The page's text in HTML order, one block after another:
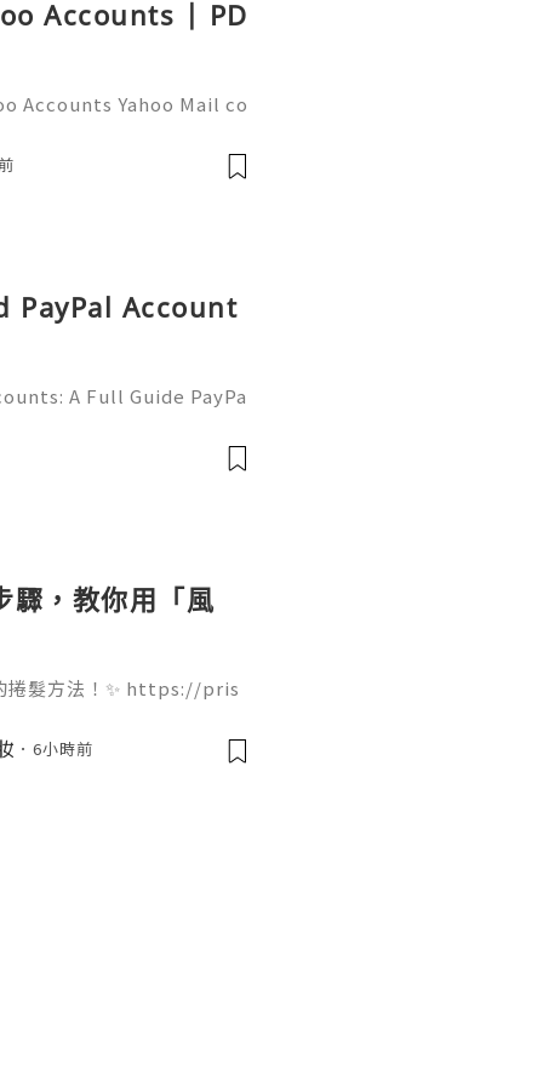
Accounts | PD
Accounts Yahoo Mail co
and online a
PayPal Account
A Full Guide PayPa
merchants, online b
驟，教你用「風
捲髮方法！✨ https://pris
，吹出來的大波浪捲度非常
定要學起來！🌬️💇‍♀️ 我們團
6小時前